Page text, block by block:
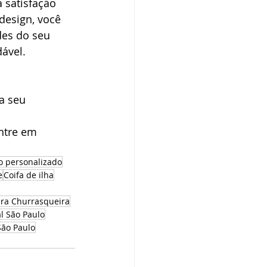
satisfação
você
do seu
seu
em
personalizado
Coifa de ilha
Churrasqueira
São Paulo
Paulo